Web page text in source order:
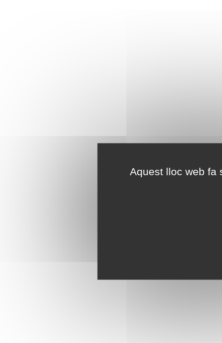
Aquest lloc web fa